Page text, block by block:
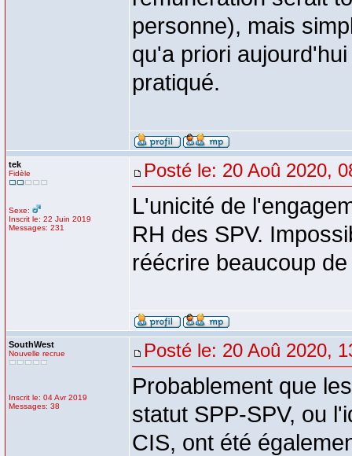
personne), mais
qu'a priori
pratiqué.
tek
Fidèle
Sexe:
Inscrit le: 22 Juin 2019
Messages: 231
Posté le: 20 Aoû 2020,
L'unicité de
RH des SPV.
réécrire beaucoup
SouthWest
Nouvelle recrue
Inscrit le: 04 Avr 2019
Messages: 38
Posté le: 20 Aoû 2020,
Probablement que
statut SPP-SPV, ou
CIS, ont été